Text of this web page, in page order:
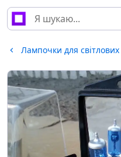
Лампочки для